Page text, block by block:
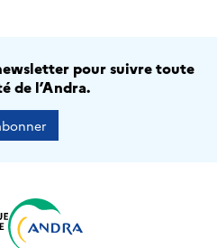
pour suivre toute
de l’Andra.